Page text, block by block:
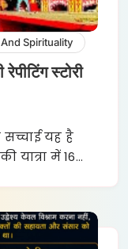
Spirituality
स्टोरी
सच्चाई यह है
यात्रा में 16…